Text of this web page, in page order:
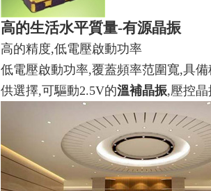
高的生活水平質量-有源晶振
高的精度,低電壓啟動功率
低電壓啟動功率,覆蓋頻率范圍寬,具
供選擇,可驅動2.5V的溫補晶振,壓控